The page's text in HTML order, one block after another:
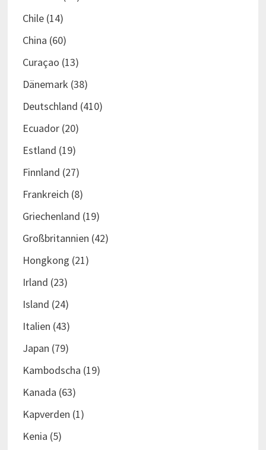
Chile(14)
China (60)
Curaçao (13)
Dänemark (38)
Deutschland (410)
Ecuador(20)
Estland (19)
Finnland (27)
Frankreich (8)
Griechenland (19)
Großbritannien (42)
Hongkong (21)
Irland (23)
Island (24)
Italien (43)
Japan (79)
Kambodscha (19)
Kanada (63)
Kapverden (1)
Kenia (5)